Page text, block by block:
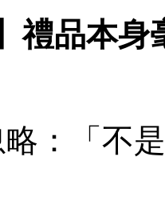
禮品本身
：「不